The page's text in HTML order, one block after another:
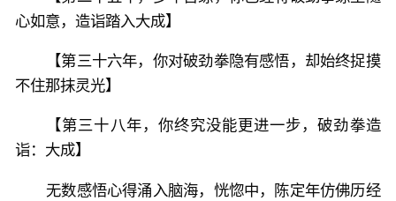
心如意，造诣踏入大成】
【第三十六年，你对破劲拳隐有感悟，却始终捉摸
不住那抹灵光】
【第三十八年，你终究没能更进一步，破劲拳造
诣：大成】
无数感悟心得涌入脑海，恍惚中，陈定年仿佛历经